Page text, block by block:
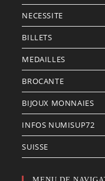
NECESSITE
BILLETS
MEDAILLES
BROCANTE
BIJOUX MONNAIES
INFOS NUMISUP72
SUISSE